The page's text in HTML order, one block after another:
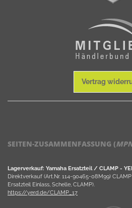
Vertrag
SEITEN-ZUSAMMENFASSUNG (
Lagerverkauf: Yamaha Ersatzteil / CLAMP -
Direktverkauf (Art.Nr. 114-90465-08M99)
Ersatzteil Einlass, Schelle, CLAMP).
https://yerd.de/CLAMP_17